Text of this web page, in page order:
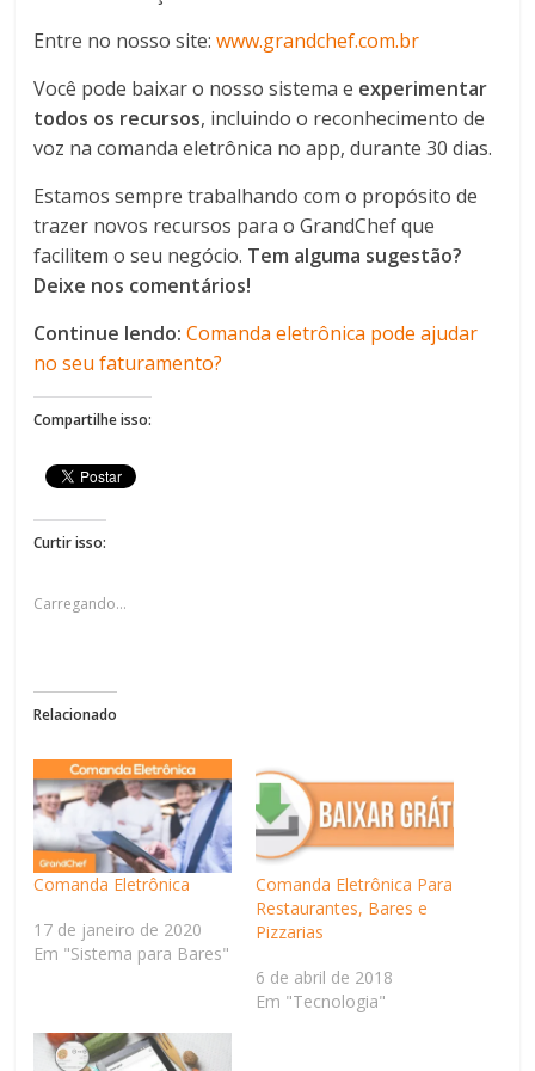
Entre no nosso site:www.grandchef.com.br
Você pode baixar o nosso sistema e experimentar
todos os recursos, incluindo o reconhecimento de
voz na comanda eletrônica no app, durante 30 dias.
Estamos sempre trabalhando com o propósito de
trazer novos recursos para o GrandChef que
facilitem o seu negócio. Tem alguma sugestão?
Deixe nos comentários!
Continue lendo: Comanda eletrônica pode ajudar
no seu faturamento?
Compartilhe isso:
Curtir isso:
Carregando...
Relacionado
Comanda Eletrônica
17 de janeiro de 2020
Em "Sistema para Bares"
Comanda Eletrônica Para
Restaurantes, Bares e
Pizzarias
6 de abril de 2018
Em "Tecnologia"